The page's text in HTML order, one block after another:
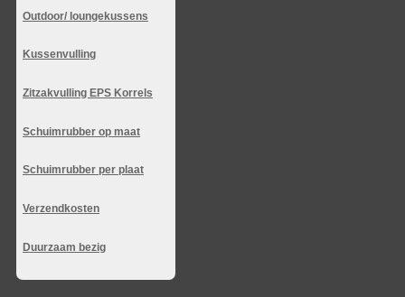
Outdoor/ loungekussens
Kussenvulling
Zitzakvulling EPS Korrels
Schuimrubber op maat
Schuimrubber per plaat
Verzendkosten
Duurzaam bezig